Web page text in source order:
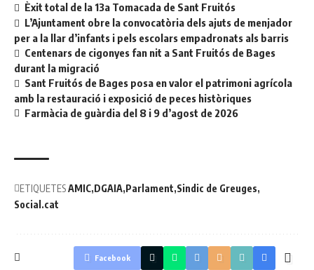
Èxit total de la 13a Tomacada de Sant Fruitós
L’Ajuntament obre la convocatòria dels ajuts de menjador
per a la llar d’infants i pels escolars empadronats als barris
Centenars de cigonyes fan nit a Sant Fruitós de Bages
durant la migració
Sant Fruitós de Bages posa en valor el patrimoni agrícola
amb la restauració i exposició de peces històriques
Farmàcia de guàrdia del 8 i 9 d’agost de 2026
ETIQUETESAMIC DGAIA Parlament Sindic de Greuges
Social.cat
Facebook